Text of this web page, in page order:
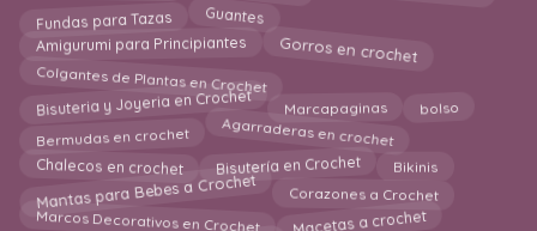
Fundas para Tazas Guantes
Amigurumi para Principiantes Gorros en crochet
Colgantes de Plantas en Crochet
Bisuteria y Joyeria en Crochet Marcapaginas bolso
Bermudas en crochet Agarraderas en crochet
Chalecos en crochet Bisutería en Crochet Bikinis
Mantas para Bebes a Crochet Corazones a Crochet
Macetas a crochet